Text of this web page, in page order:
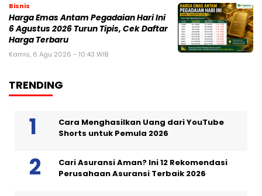
Bisnis
Harga Emas Antam Pegadaian Hari Ini
6 Agustus 2026 Turun Tipis, Cek Daftar
Harga Terbaru
Kamis, 6 Agu 2026 - 10:43 WIB
TRENDING
Cara Menghasilkan Uang dari YouTube
Shorts untuk Pemula 2026
Cari Asuransi Aman? Ini 12 Rekomendasi
Perusahaan Asuransi Terbaik 2026